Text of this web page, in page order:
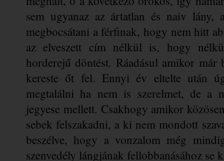
sem ugyanaz az ártatlan és naiv lány,
megbocsátani a férfinak, hogy nem hitt
az elveszett cím nélkül is, hogy
horderejű döntést. Ráadásul amikor
kereste őt fel. Ennyi év eltelte után
megtalálni ha nem is szerelmet, de a
jegyese mellett. Csakhogy amikor
sebek felszakadni, a ki nem mondott
beszélve, hogy a vonzalom még
szenvedély lángjának fellobbanásához